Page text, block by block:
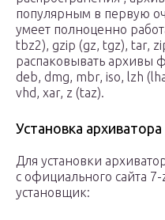
популярным в первую
умеет полноценно
tbz2), gzip (gz, tgz), tar,
распаковывать архивы
deb, dmg, mbr, iso, lzh
vhd, xar, z (taz).
Установка
Для установки
с официального сайта
установщик: